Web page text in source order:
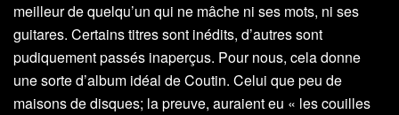
meilleur de quelqu’un qui ne mâche ni ses mots, ni ses
guitares. Certains titres sont inédits, d’autres sont
pudiquement passés inaperçus. Pour nous, cela donne
une sorte d’album idéal de Coutin. Celui que peu de
maisons de disques; la preuve, auraient eu « les couilles